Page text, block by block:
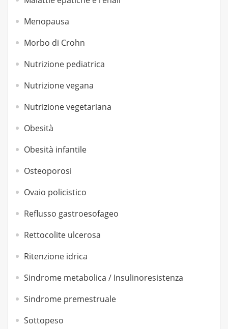
Menopausa
Morbo di Crohn
Nutrizione pediatrica
Nutrizione vegana
Nutrizione vegetariana
Obesità
Obesità infantile
Osteoporosi
Ovaio policistico
Reflusso gastroesofageo
Rettocolite ulcerosa
Ritenzione idrica
Sindrome metabolica / Insulinoresistenza
Sindrome premestruale
Sottopeso